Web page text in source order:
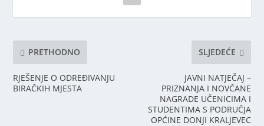
PRETHODNO
RJEŠENJE O ODREĐIVANJU
BIRAČKIH MJESTA
SLJEDEĆE
JAVNI NATJEČAJ –
PRIZNANJA I NOVČANE
NAGRADE UČENICIMA I
STUDENTIMA S PODRUČJA
OPĆINE DONJI KRALJEVEC